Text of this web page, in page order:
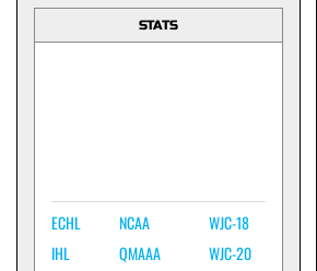
STATS
ECHL
IHL
NCAA
QMAAA
WJC-18
WJC-20